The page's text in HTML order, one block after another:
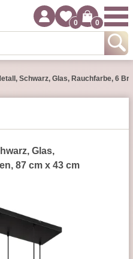
0 0
Schwarz, Glas, Rauchfarbe, 6
Glas,
87 cm x 43 cm